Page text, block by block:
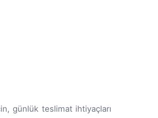
günlük teslimat ihtiyaçları